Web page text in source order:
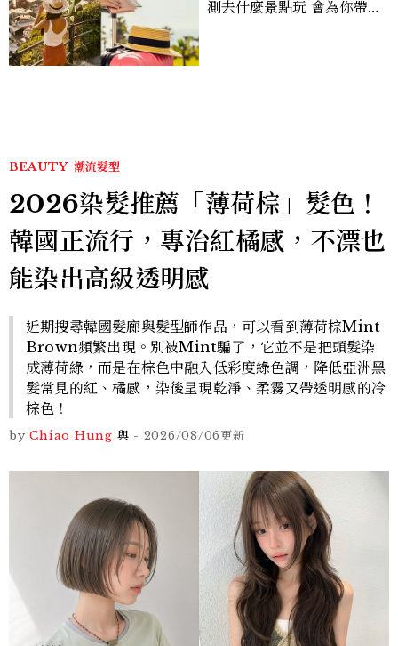
測去什麼景點玩 會為你帶來
BEAUTY 潮流髮型
2026染髮推薦「薄荷棕」髮色！
韓國正流行，專治紅橘感，不漂也
能染出高級透明感
近期搜尋韓國髮廊與髮型師作品，可以看到薄荷棕Mint
Brown頻繁出現。別被Mint騙了，它並不是把頭髮染
成薄荷綠，而是在棕色中融入低彩度綠色調，降低亞洲黑
髮常見的紅、橘感，染後呈現乾淨、柔霧又帶透明感的冷
棕色！
by Chiao Hung 與 - 2026/08/06更新